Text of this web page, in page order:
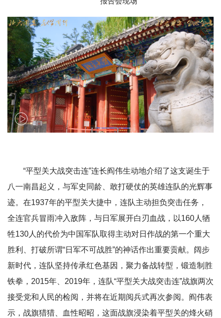
“平型关大战突击连”连长阎伟生动地介绍了这支诞生于
八一南昌起义，与军史同龄、敢打硬仗的英雄连队的光辉事
迹。在1937年的平型关大捷中，连队主动担负突击任务，
全连官兵冒雨冲入敌阵，与日军展开白刃血战，以160人牺
牲130人的代价为中国军队取得主动对日作战的第一个重大
胜利、打破所谓“日军不可战胜”的神话作出重要贡献。阔步
新时代，连队坚持传承红色基因，聚力备战转型，锻造制胜
铁拳，2015年、2019年，连队“平型关大战突击连”战旗两次
接受党和人民的检阅，并将在近期阅兵式再次参阅。阎伟表
示，战旗猎猎、血性昭昭，这面战旗浸染着平型关的烽火硝